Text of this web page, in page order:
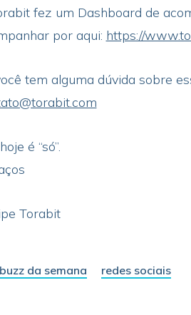
fez um Dashboard de
por aqui: https://
tem alguma dúvida sobre
é “só”.
Torabit
buzz da semana redes sociais